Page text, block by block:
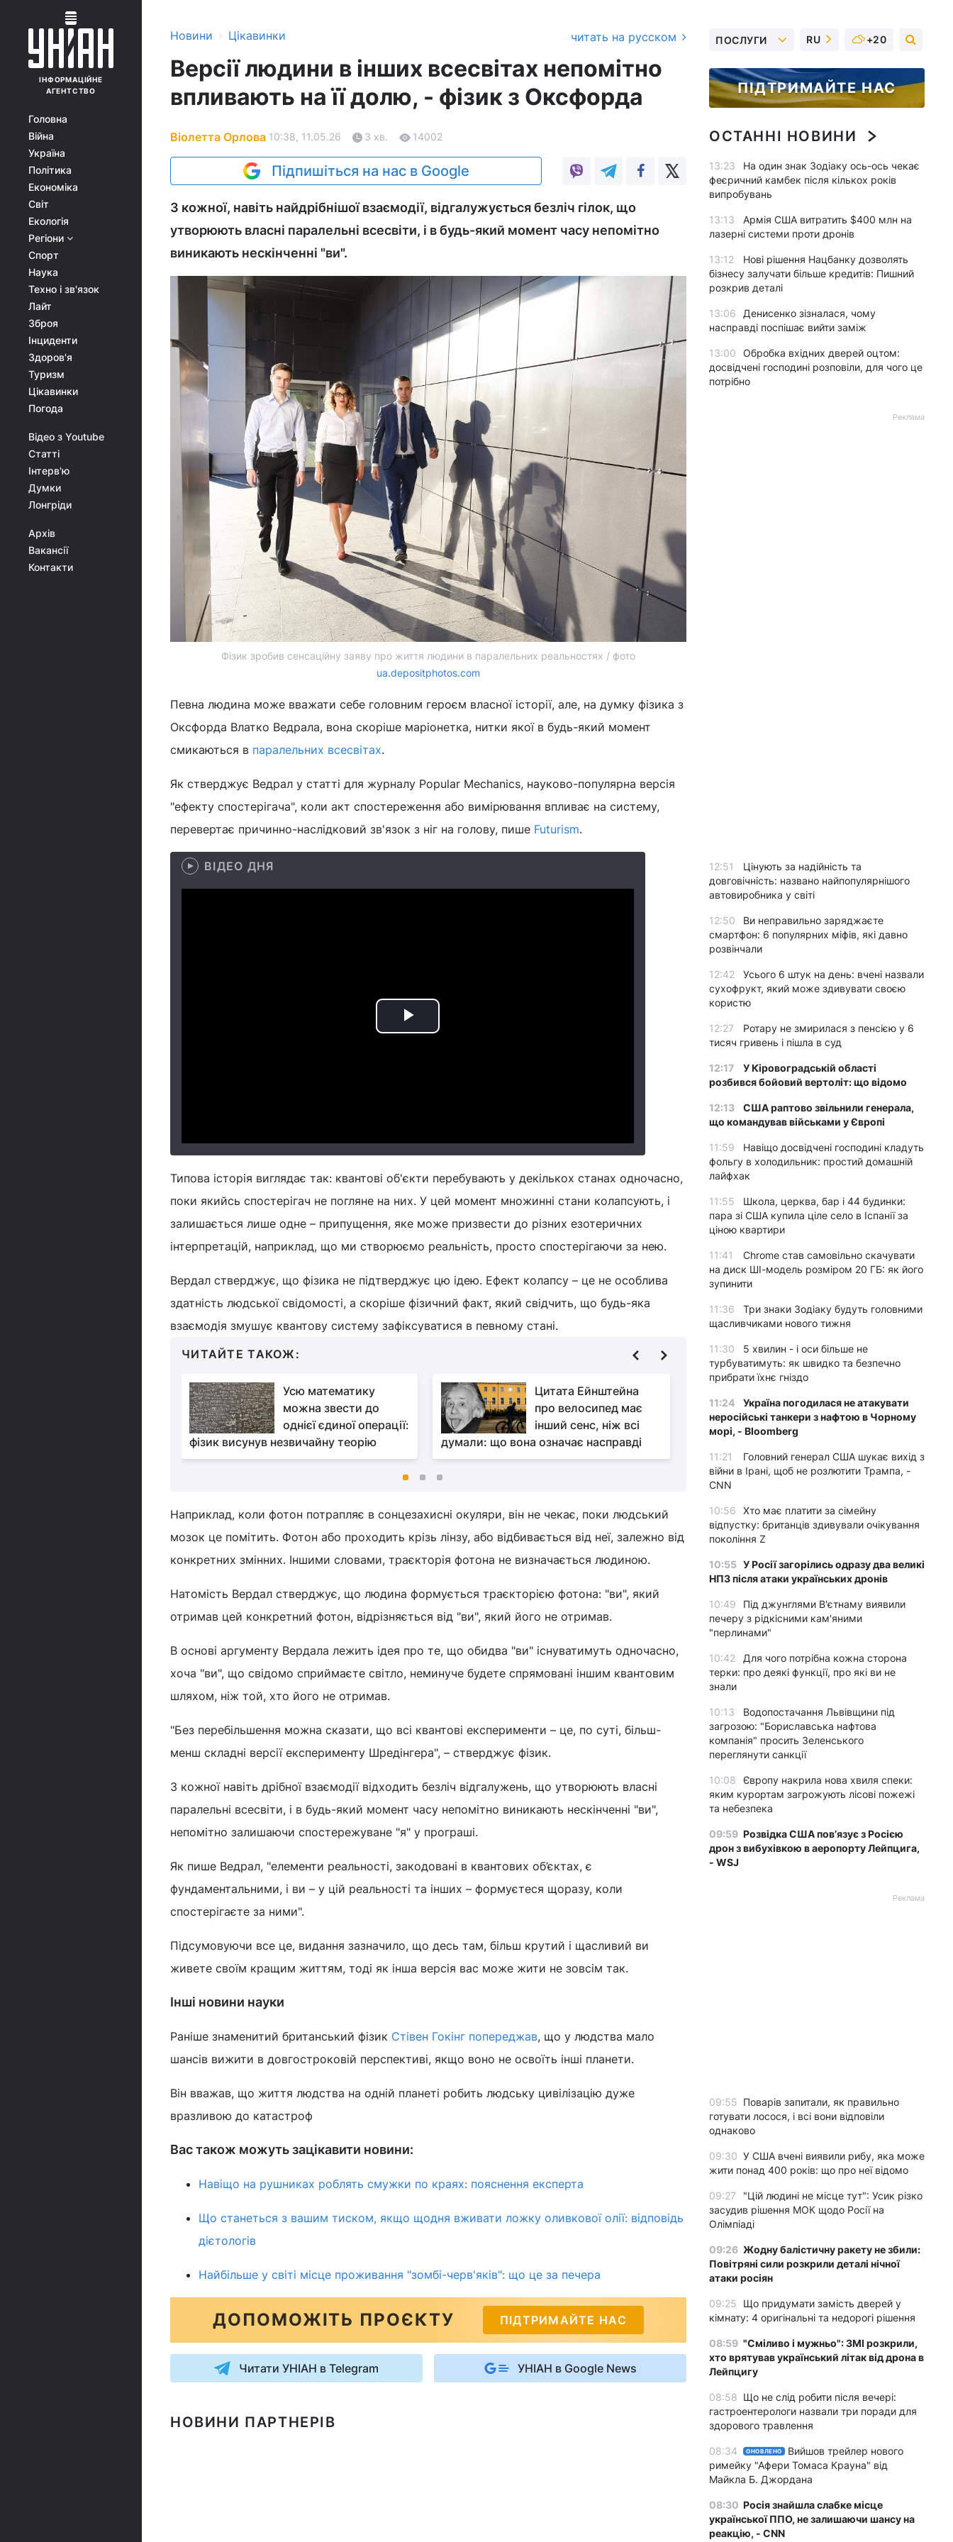
ІНФОРМАЦІЙНЕ
АГЕНТСТВО
Головна
Війна
Україна
Політика
Економіка
Світ
Екологія
Регіони
Спорт
Наука
Техно і зв'язок
Лайт
Зброя
Інциденти
Здоров'я
Туризм
Цікавинки
Погода
Відео з Youtube
Статті
Інтерв'ю
Думки
Лонгріди
Архів
Вакансії
Контакти
Новини › Цікавинки читать на русском
Версії людини в інших всесвітах непомітно
впливають на її долю, - фізик з Оксфорда
Віолетта Орлова 10:38, 11.05.26 3 хв. 14002
Підпишіться на нас в Google
З кожної, навіть найдрібнішої взаємодії, відгалужується безліч гілок, що
утворюють власні паралельні всесвіти, і в будь-який момент часу непомітно
виникають нескінченні "ви".
Фізик зробив сенсаційну заяву про життя людини в паралельних реальностях / фото
ua.depositphotos.com
Певна людина може вважати себе головним героєм власної історії, але, на думку фізика з
Оксфорда Влатко Ведрала, вона скоріше маріонетка, нитки якої в будь-який момент
смикаються в паралельних всесвітах.
Як стверджує Ведрал у статті для журналу Popular Mechanics, науково-популярна версія
"ефекту спостерігача", коли акт спостереження або вимірювання впливає на систему,
перевертає причинно-наслідковий зв'язок з ніг на голову, пише Futurism.
ВІДЕО ДНЯ
Play
Типова історія виглядає так: квантові об'єкти перебувають у декількох станах одночасно,
поки якийсь спостерігач не погляне на них. У цей момент множинні стани колапсують, і
залишається лише одне – припущення, яке може призвести до різних езотеричних
інтерпретацій, наприклад, що ми створюємо реальність, просто спостерігаючи за нею.
Вердал стверджує, що фізика не підтверджує цю ідею. Ефект колапсу – це не особлива
здатність людської свідомості, а скоріше фізичний факт, який свідчить, що будь-яка
взаємодія змушує квантову систему зафіксуватися в певному стані.
ЧИТАЙТЕ ТАКОЖ:
Усю математику
можна звести до
однієї єдиної операції:
фізик висунув незвичайну теорію
Цитата Ейнштейна
про велосипед має
інший сенс, ніж всі
думали: що вона означає насправді
холодильник:
журналістка
Наприклад, коли фотон потрапляє в сонцезахисні окуляри, він не чекає, поки людський
мозок це помітить. Фотон або проходить крізь лінзу, або відбивається від неї, залежно від
конкретних змінних. Іншими словами, траєкторія фотона не визначається людиною.
Натомість Вердал стверджує, що людина формується траєкторією фотона: "ви", який
отримав цей конкретний фотон, відрізняється від "ви", який його не отримав.
В основі аргументу Вердала лежить ідея про те, що обидва "ви" існуватимуть одночасно,
хоча "ви", що свідомо сприймаєте світло, неминуче будете спрямовані іншим квантовим
шляхом, ніж той, хто його не отримав.
"Без перебільшення можна сказати, що всі квантові експерименти – це, по суті, більш-
менш складні версії експерименту Шредінгера", – стверджує фізик.
З кожної навіть дрібної взаємодії відходить безліч відгалужень, що утворюють власні
паралельні всесвіти, і в будь-який момент часу непомітно виникають нескінченні "ви",
непомітно залишаючи спостережуване "я" у програші.
Як пише Ведрал, "елементи реальності, закодовані в квантових об’єктах, є
фундаментальними, і ви – у цій реальності та інших – формуєтеся щоразу, коли
спостерігаєте за ними".
Підсумовуючи все це, видання зазначило, що десь там, більш крутий і щасливий ви
живете своїм кращим життям, тоді як інша версія вас може жити не зовсім так.
Інші новини науки
Раніше знаменитий британський фізик Стівен Гокінг попереджав, що у людства мало
шансів вижити в довгостроковій перспективі, якщо воно не освоїть інші планети.
Він вважав, що життя людства на одній планеті робить людську цивілізацію дуже
вразливою до катастроф
Вас також можуть зацікавити новини:
Навіщо на рушниках роблять смужки по краях: пояснення експерта
Що станеться з вашим тиском, якщо щодня вживати ложку оливкової олії: відповідь
дієтологів
Найбільше у світі місце проживання "зомбі-черв'яків": що це за печера
ДОПОМОЖІТЬ ПРОЄКТУ ПІДТРИМАЙТЕ НАС
Читати УНІАН в Telegram УНІАН в Google News
НОВИНИ ПАРТНЕРІВ
ПОСЛУГИ RU +20
ПІДТРИМАЙТЕ НАС
ОСТАННІ НОВИНИ
13:23
На один знак Зодіаку ось-ось чекає
феєричний камбек після кількох років
випробувань
13:13
Армія США витратить $400 млн на
лазерні системи проти дронів
13:12
Нові рішення Нацбанку дозволять
бізнесу залучати більше кредитів: Пишний
розкрив деталі
13:06
Денисенко зізналася, чому
насправді поспішає вийти заміж
13:00
Обробка вхідних дверей оцтом:
досвідчені господині розповіли, для чого це
потрібно
Реклама
12:51
Цінують за надійність та
довговічність: названо найпопулярнішого
автовиробника у світі
12:50
Ви неправильно заряджаєте
смартфон: 6 популярних міфів, які давно
розвінчали
12:42
Усього 6 штук на день: вчені назвали
сухофрукт, який може здивувати своєю
користю
12:27
Ротару не змирилася з пенсією у 6
тисяч гривень і пішла в суд
12:17
У Кіровоградській області
розбився бойовий вертоліт: що відомо
12:13
США раптово звільнили генерала,
що командував військами у Європі
11:59
Навіщо досвідчені господині кладуть
фольгу в холодильник: простий домашній
лайфхак
11:55
Школа, церква, бар і 44 будинки:
пара зі США купила ціле село в Іспанії за
ціною квартири
11:41
Chrome став самовільно скачувати
на диск ШІ-модель розміром 20 ГБ: як його
зупинити
11:36
Три знаки Зодіаку будуть головними
щасливчиками нового тижня
11:30
5 хвилин - і оси більше не
турбуватимуть: як швидко та безпечно
прибрати їхнє гніздо
11:24
Україна погодилася не атакувати
неросійські танкери з нафтою в Чорному
морі, - Bloomberg
11:21
Головний генерал США шукає вихід з
війни в Ірані, щоб не розлютити Трампа, -
CNN
10:56
Хто має платити за сімейну
відпустку: британців здивували очікування
покоління Z
10:55 У Росії загорілись одразу два великі
НПЗ після атаки українських дронів
10:49
Під джунглями В'єтнаму виявили
печеру з рідкісними кам'яними
"перлинами"
10:42
Для чого потрібна кожна сторона
терки: про деякі функції, про які ви не
знали
10:13
Водопостачання Львівщини під
загрозою: "Бориславська нафтова
компанія" просить Зеленського
переглянути санкції
10:08
Європу накрила нова хвиля спеки:
яким курортам загрожують лісові пожежі
та небезпека
09:59 Розвідка США пов’язує з Росією
дрон з вибухівкою в аеропорту Лейпцига,
- WSJ
Реклама
09:55 Поварів запитали, як правильно
готувати лосося, і всі вони відповіли
однаково
09:30 У США вчені виявили рибу, яка може
жити понад 400 років: що про неї відомо
09:27
"Цій людині не місце тут": Усик різко
засудив рішення МОК щодо Росії на
Олімпіаді
09:26 Жодну балістичну ракету не збили:
Повітряні сили розкрили деталі нічної
атаки росіян
09:25
Що придумати замість дверей у
кімнату: 4 оригінальні та недорогі рішення
08:59 "Сміливо і мужньо": ЗМІ розкрили,
хто врятував український літак від дрона в
Лейпцигу
08:58 Що не слід робити після вечері:
гастроентерологи назвали три поради для
здорового травлення
08:34 ОНОВЛЕНО
Вийшов трейлер нового
римейку "Афери Томаса Крауна" від
Майкла Б. Джордана
08:30 Росія знайшла слабке місце
української ППО, не залишаючи шансу на
реакцію, - CNN